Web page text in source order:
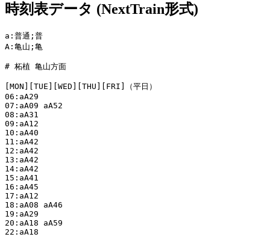
時刻表データ (NextTrain形式)
a:普通;普
A:亀山;亀
# 柘植 亀山方面
[MON][TUE][WED][THU][FRI]（平日）
06:aA29
07:aA09 aA52
08:aA31
09:aA12
10:aA40
11:aA42
12:aA42
13:aA42
14:aA42
15:aA41
16:aA45
17:aA12
18:aA08 aA46
19:aA29
20:aA18 aA59
22:aA18